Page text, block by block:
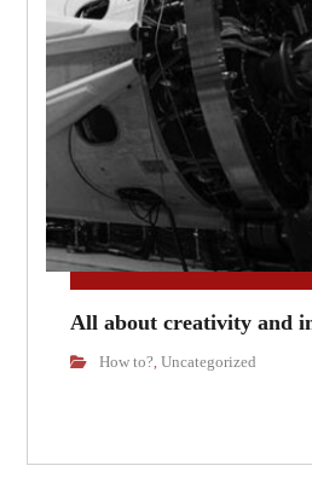
All about creativity and
How to?,Uncategorized